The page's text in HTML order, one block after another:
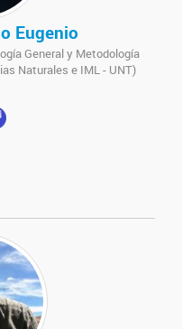
Eugenio
General y Metodología
Naturales e IML - UNT)